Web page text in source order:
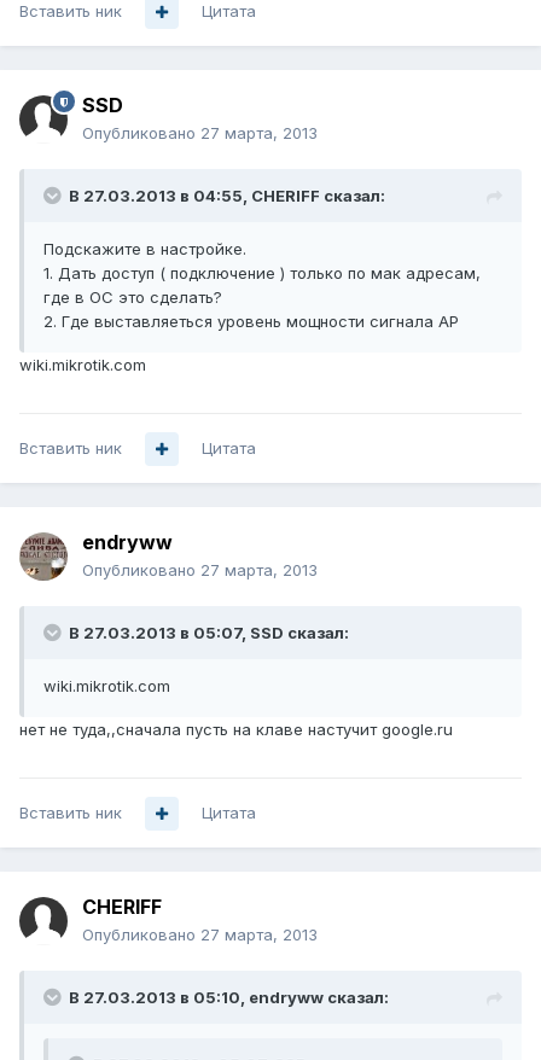
Вставить ник Цитата
SSD
Опубликовано 27 марта, 2013
В 27.03.2013 в 04:55, CHERIFF сказал:
Подскажите в настройке.
1. Дать доступ ( подключение ) только по мак адресам,
где в ОС это сделать?
2. Где выставляеться уровень мощности сигнала AP
wiki.mikrotik.com
Вставить ник Цитата
endryww
Опубликовано 27 марта, 2013
В 27.03.2013 в 05:07, SSD сказал:
wiki.mikrotik.com
нет не туда,,сначала пусть на клаве настучит google.ru
Вставить ник Цитата
CHERIFF
Опубликовано 27 марта, 2013
В 27.03.2013 в 05:10, endryww сказал: